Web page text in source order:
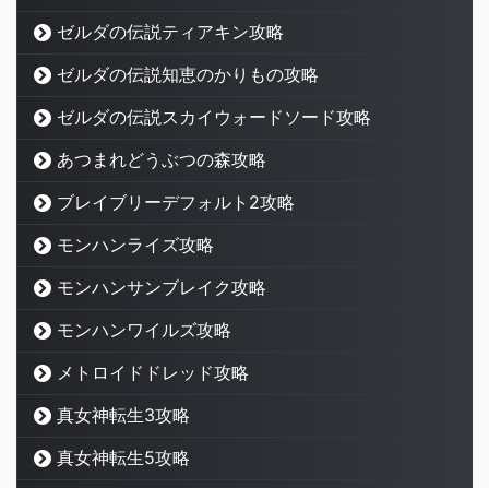
ゼルダの伝説ティアキン攻略
ゼルダの伝説知恵のかりもの攻略
ゼルダの伝説スカイウォードソード攻略
あつまれどうぶつの森攻略
ブレイブリーデフォルト2攻略
モンハンライズ攻略
モンハンサンブレイク攻略
モンハンワイルズ攻略
メトロイドドレッド攻略
真女神転生3攻略
真女神転生5攻略